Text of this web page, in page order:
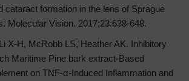
cataract formation in the lens of Sprague
Molecular Vision. 2017;23:638-648.
X-H, McRobb LS, Heather AK. Inhibitory
Maritime Pine bark extract-Based
on TNF-α-Induced Inflammation and